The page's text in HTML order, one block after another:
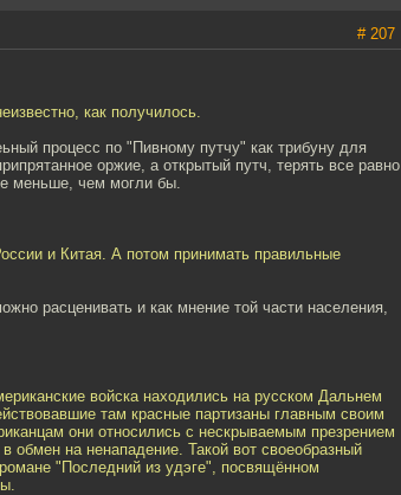
# 207
как получилось.
процесс по "Пивному путчу" как трибуну для
оржие, а открытый путч, терять все равно
меньше, чем могли бы.
и Китая. А потом принимать правильные
расценивать и как мнение той части населения,
войска находились на русском Дальнем
там красные партизаны главным своим
они относились с нескрываемым презрением
обмен на ненападение. Такой вот своеобразный
"Последний из удэге", посвящённом